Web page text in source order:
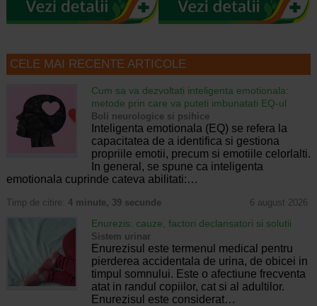
CELE MAI RECENTE ARTICOLE
Cum sa va dezvoltati inteligenta emotionala:
metode prin care va puteti imbunatati EQ-ul
Boli neurologice si psihice
Inteligenta emotionala (EQ) se refera la
capacitatea de a identifica si gestiona
propriile emotii, precum si emotiile celorlalti.
In general, se spune ca inteligenta
emotionala cuprinde cateva abilitati:…
Timp de citire: 4 minute, 39 secunde 6 august 2026
Enurezis: cauze, factori declansatori si solutii
Sistem urinar
Enurezisul este termenul medical pentru
pierderea accidentala de urina, de obicei in
timpul somnului. Este o afectiune frecventa
atat in randul copiilor, cat si al adultilor.
Enurezisul este considerat…